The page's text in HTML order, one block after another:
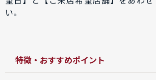
い。
特徴・おすすめポイント